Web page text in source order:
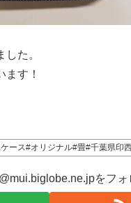
た。
ます！
ース#オリジナル#畳#千葉県印
をフォ